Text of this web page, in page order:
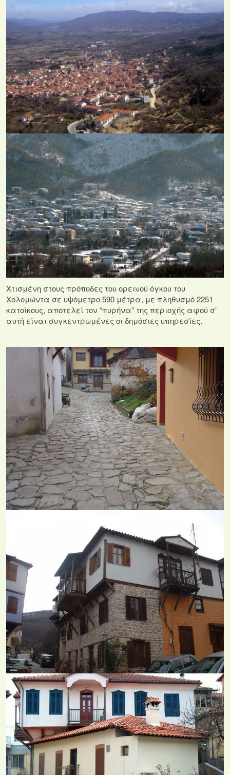
Χτισμένη στους πρόποδες του ορεινού όγκου του
Χολομώντα σε υψόμετρο 590 μέτρα, με πληθυσμό 2251
κατοίκους, αποτελεί τον “πυρήνα” της περιοχής αφού σ’
αυτή είναι συγκεντρωμένες οι δημόσιες υπηρεσίες.